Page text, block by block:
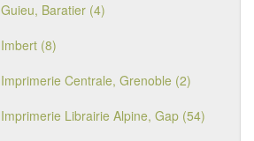
Guieu, Baratier (4)
Imbert (8)
Imprimerie Centrale, Grenoble (2)
Imprimerie Librairie Alpine, Gap (54)